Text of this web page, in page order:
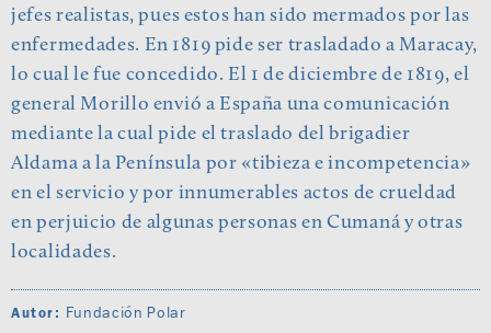
jefes realistas, pues estos han sido mermados por las
enfermedades. En 1819 pide ser trasladado a Maracay,
lo cual le fue concedido. El 1 de diciembre de 1819, el
general Morillo envió a España una comunicación
mediante la cual pide el traslado del brigadier
Aldama a la Península por «tibieza e incompetencia»
en el servicio y por innumerables actos de crueldad
en perjuicio de algunas personas en Cumaná y otras
localidades.
Autor: Fundación Polar